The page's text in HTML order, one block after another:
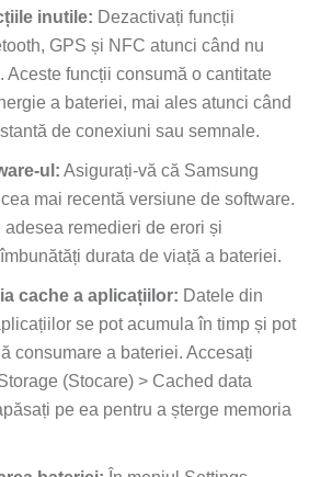
inutile: Dezactivați funcții
GPS și NFC atunci când nu
Aceste funcții consumă o cantitate
a bateriei, mai ales atunci când
de conexiuni sau semnale.
ul: Asigurați-vă că Samsung
mai recentă versiune de software.
remedieri de erori și
durata de viață a bateriei.
cache a aplicațiilor: Datele din
se pot acumula în timp și pot
consumare a bateriei. Accesați
(Stocare) > Cached data
pe ea pentru a șterge memoria